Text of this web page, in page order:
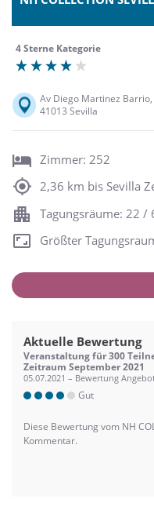
4 Sterne Kategorie
Av Diego Martinez
41013 Sevilla
Zimmer: 252
2,36 km bis Sevilla
Tagungsräume: 22 /
Größter
Aktuelle Bewertung
Veranstaltung für 300
Zeitraum September 2021
05.07.2021 – Bewertung
Gut
Diese Bewertung vom NH
Kommentar.